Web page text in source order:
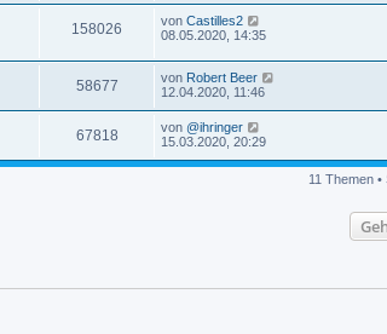
158026 von Castilles2
08.05.2020, 14:35
58677 von Robert Beer
12.04.2020, 11:46
67818 von @ihringer
15.03.2020, 20:29
11 Themen •